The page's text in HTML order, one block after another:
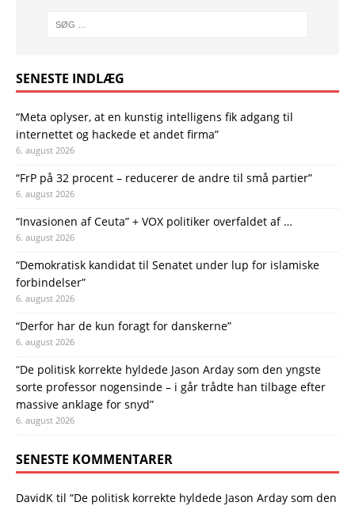
SENESTE INDLÆG
“Meta oplyser, at en kunstig intelligens fik adgang til
internettet og hackede et andet firma”
6. august 2026
“FrP på 32 procent – reducerer de andre til små partier”
6. august 2026
“Invasionen af Ceuta” + VOX politiker overfaldet af …
6. august 2026
“Demokratisk kandidat til Senatet under lup for islamiske
forbindelser”
6. august 2026
“Derfor har de kun foragt for danskerne”
6. august 2026
“De politisk korrekte hyldede Jason Arday som den yngste
sorte professor nogensinde – i går trådte han tilbage efter
massive anklage for snyd”
6. august 2026
SENESTE KOMMENTARER
DavidK til “De politisk korrekte hyldede Jason Arday som den